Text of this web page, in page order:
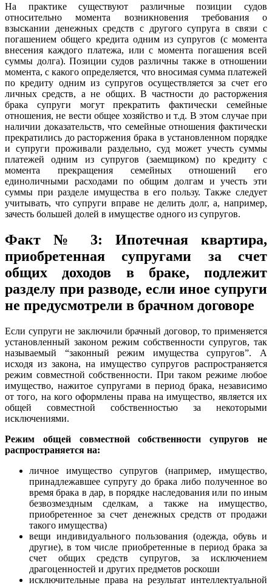
На практике существуют различные позиции судов
относительно момента возникновения требования о
взыскании денежных средств с другого супруга в связи с
погашением общего кредита одним из супругов (с момента
внесения каждого платежа, или с момента погашения всей
суммы долга). Позиции судов различны также в отношении
момента, с какого определяется, что вносимая сумма платежей
по кредиту одним из супругов осуществляется за счет его
личных средств, а не общих. В частности до расторжения
брака супруги могут прекратить фактически семейные
отношения, не вести общее хозяйство и т.д. В этом случае при
наличии доказательств, что семейные отношения фактически
прекратились до расторжения брака в установленном порядке
и супруги проживали раздельно, суд может учесть суммы
платежей одним из супругов (заемщиком) по кредиту с
момента прекращения семейных отношений его
единоличными расходами по общим долгам и учесть эти
суммы при разделе имущества в его пользу. Также следует
учитывать, что супруги вправе не делить долг, а, например,
зачесть большей долей в имуществе одного из супругов.
Факт № 3: Ипотечная квартира,
приобретенная супругами за счет
общих доходов в браке, подлежит
разделу при разводе, если иное супруги
не предусмотрели в брачном договоре
Если супруги не заключили брачный договор, то применяется
установленный законом режим собственности супругов, так
называемый “законный режим имущества супругов”. А
исходя из закона, на имущество супругов распространяется
режим совместной собственности. При таком режиме любое
имущество, нажитое супругами в период брака, независимо
от того, на кого оформлены права на имущество, является их
общей совместной собственностью за некоторыми
исключениями.
Режим общей совместной собственности супругов не
распространяется на:
личное имущество супругов (например, имущество,
принадлежавшее супругу до брака либо полученное во
время брака в дар, в порядке наследования или по иным
безвозмездным сделкам, а также на имущество,
приобретенное за счет денежных средств от продажи
такого имущества)
вещи индивидуального пользования (одежда, обувь и
другие), в том числе приобретенные в период брака за
счет общих средств супругов, за исключением
драгоценностей и других предметов роскоши
исключительные права на результат интеллектуальной